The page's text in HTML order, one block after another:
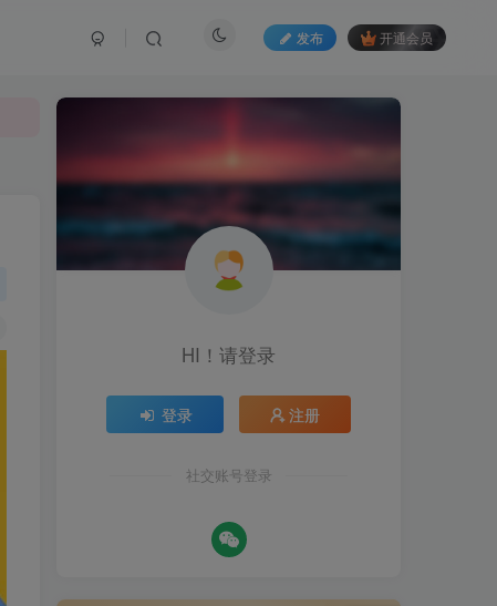
发布 开通会员
HI！请登录
登录 注册
社交账号登录